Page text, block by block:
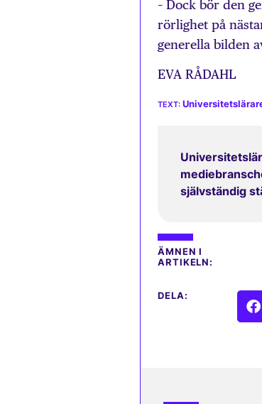
– Dock bör den
rörlighet på
generella bilden
EVA RÅDAHL
självständig
ÄMNEN I
ARTIKELN:
DELA: